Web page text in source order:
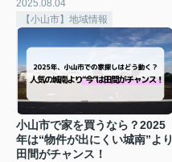
2025.08.04
【小山市】地域情報
小山市で家を買うなら？2025
年は“物件が出にくい城南”より
田間がチャンス！